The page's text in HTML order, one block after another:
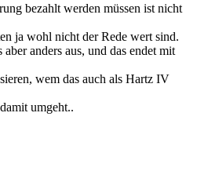
bezahlt werden müssen ist nicht
ja wohl nicht der Rede wert sind.
anders aus, und das endet mit
wem das auch als Hartz IV
umgeht..